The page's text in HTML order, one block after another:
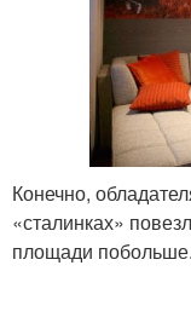
Конечно,
«сталинках»
площади побольше.